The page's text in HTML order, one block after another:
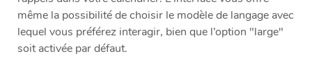
même la possibilité de choisir le modèle de langage avec
lequel vous préférez interagir, bien que l’option "large"
soit activée par défaut.